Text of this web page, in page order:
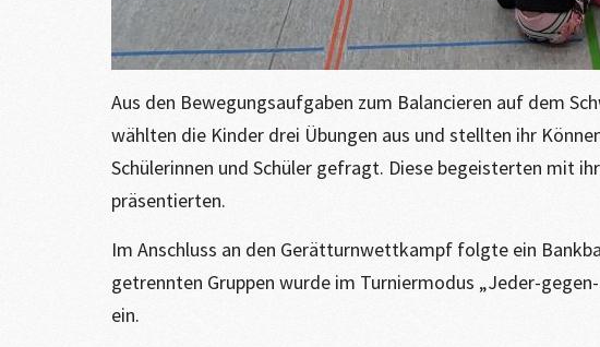
Aus den Bewegungsaufgaben zum Balancieren auf dem
wählten die Kinder drei Übungen aus und stellten ihr
Schülerinnen und Schüler gefragt. Diese begeisterten mit
präsentierten.
Im Anschluss an den Gerätturnwettkampf folgte ein
getrennten Gruppen wurde im Turniermodus „Jeder-
ein.